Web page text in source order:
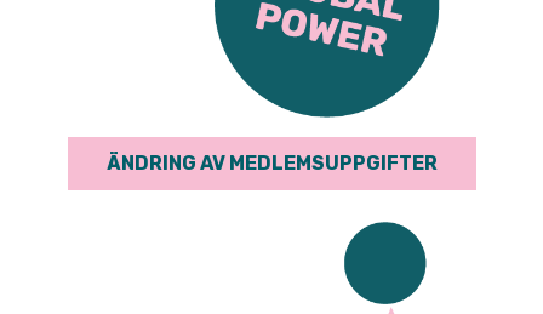
ÄNDRING AV MEDLEMSUPPGIFTER